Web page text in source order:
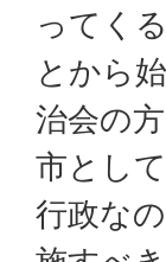
ってく
とから
治会の
市とし
行政な